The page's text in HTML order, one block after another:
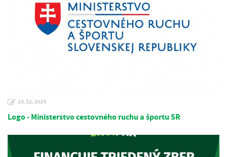
23.12.2025
Logo - Ministerstvo cestovného ruchu a športu SR